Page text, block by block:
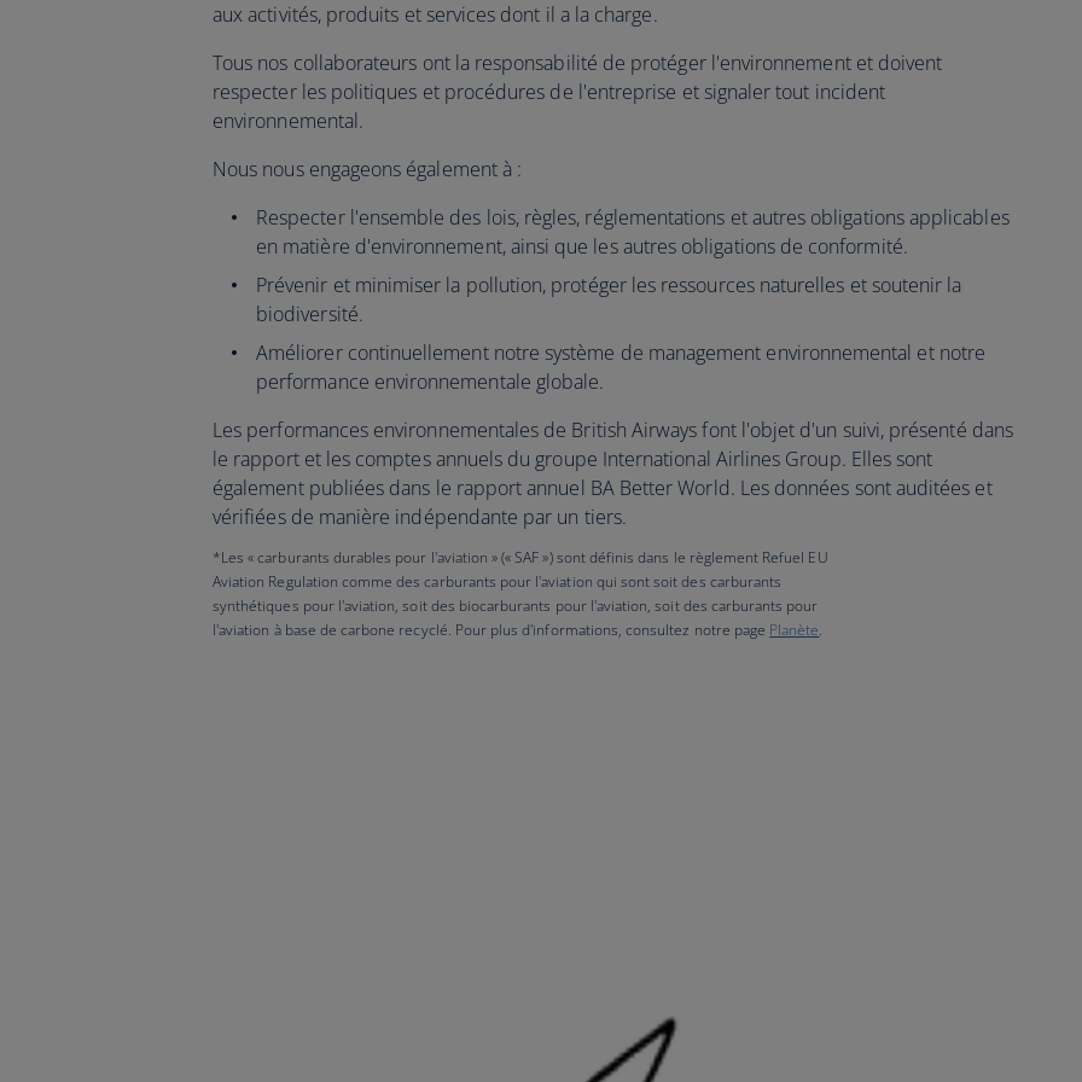
aux activités, produits et services dont il a la charge.
Tous nos collaborateurs ont la responsabilité de protéger l'environnement et doivent
respecter les politiques et procédures de l'entreprise et signaler tout incident
environnemental.
Nous nous engageons également à :
Respecter l'ensemble des lois, règles, réglementations et autres obligations applicables
en matière d'environnement, ainsi que les autres obligations de conformité.
Prévenir et minimiser la pollution, protéger les ressources naturelles et soutenir la
biodiversité.
Améliorer continuellement notre système de management environnemental et notre
performance environnementale globale.
Les performances environnementales de British Airways font l'objet d'un suivi, présenté dans
le rapport et les comptes annuels du groupe International Airlines Group. Elles sont
également publiées dans le rapport annuel BA Better World. Les données sont auditées et
vérifiées de manière indépendante par un tiers.
*Les « carburants durables pour l'aviation » (« SAF ») sont définis dans le règlement Refuel EU
Aviation Regulation comme des carburants pour l'aviation qui sont soit des carburants
synthétiques pour l'aviation, soit des biocarburants pour l'aviation, soit des carburants pour
l'aviation à base de carbone recyclé. Pour plus d'informations, consultez notre page Planète.